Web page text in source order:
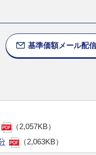
基準価額メール配信
（2,057KB）
（2,063KB）